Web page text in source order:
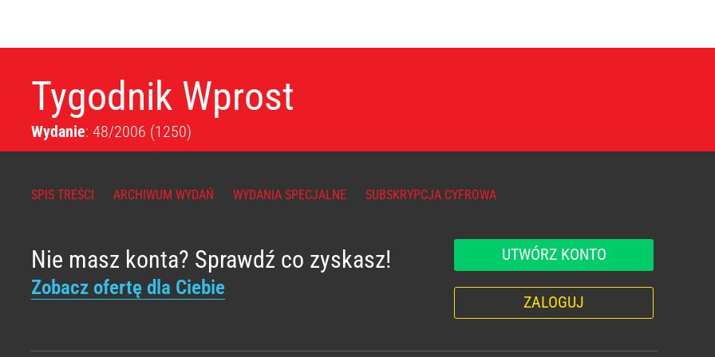
Tygodnik Wprost
Wydanie: 48/2006 (1250)
SPIS TREŚCI ARCHIWUM WYDAŃ WYDANIA SPECJALNE SUBSKRYPCJA CYFROWA
Nie masz konta? Sprawdź co zyskasz!
Zobacz ofertę dla Ciebie
UTWÓRZ KONTO
ZALOGUJ